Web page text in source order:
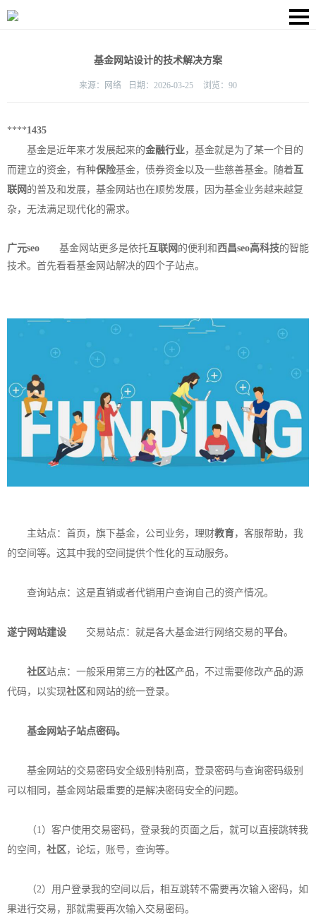
基金网站设计的技术解决方案
来源： 网络 日期： 2026-03-25 浏览： 90
****1435
基金是近年来才发展起来的金融行业，基金就是为了某一个目的
而建立的资金，有种保险基金，债券资金以及一些慈善基金。随着互
联网 的普及和发展，基金网站也在顺势发展，因为基金业务越来越复
杂，无法满足现代化的需求。
广元seo 基金网站更多是依托互联网 的便利和 西昌seo高科技的智能
技术。首先看看基金网站解决的四个子站点。
主站点：首页，旗下基金，公司业务，理财教育，客服帮助，我
的空间等。这其中我的空间提供个性化的互动服务。
查询站点：这是直销或者代销用户查询自己的资产情况。
遂宁网站建设 交易站点：就是各大基金进行网络交易的平台。
社区站点：一般采用第三方的社区产品，不过需要修改产品的源
代码，以实现社区和网站的统一登录。
基金网站子站点密码。
基金网站的交易密码安全级别特别高，登录密码与查询密码级别
可以相同，基金网站最重要的是解决密码安全的问题。
（1）客户使用交易密码，登录我的页面之后，就可以直接跳转我
的空间， 社区，论坛，账号，查询等。
（2）用户登录我的空间以后，相互跳转不需要再次输入密码，如
果进行交易，那就需要再次输入交易密码。